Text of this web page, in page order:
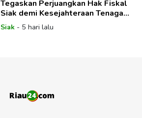
Tegaskan Perjuangkan Hak Fiskal
Siak demi Kesejahteraan Tenaga
Medis
Siak- 5 hari lalu